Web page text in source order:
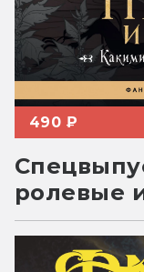
490 ₽
ролевые